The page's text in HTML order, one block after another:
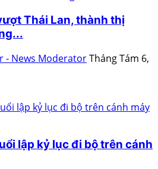
Thái Lan, thành thị
- News ModeratorTháng Tám 6,
lập kỷ lục đi bộ trên cánh